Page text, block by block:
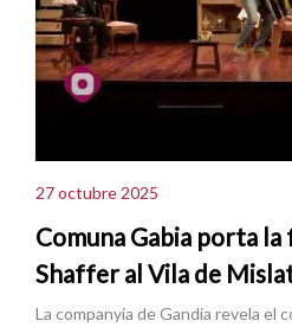
27 octubre 2025
Comuna Gabia porta
Shaffer al Vila de
La companyia de Gandia revela el